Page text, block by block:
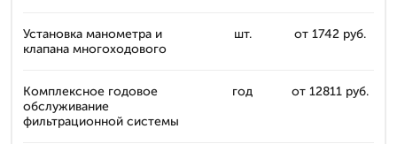
Установка манометра и
клапана многоходового
шт. от 1742 руб.
Комплексное годовое
обслуживание
фильтрационной системы
год от 12811 руб.